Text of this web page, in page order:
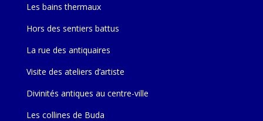
Les bains thermaux
Hors des sentiers battus
La rue des antiquaires
Visite des ateliers d’artiste
Divinités antiques au centre-ville
Les collines de Buda